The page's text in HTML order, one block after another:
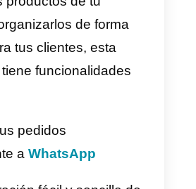
las 6 o más
Shop